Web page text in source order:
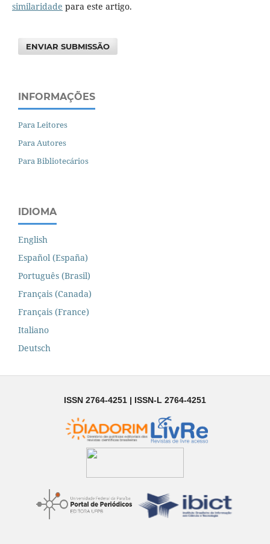
similaridade para este artigo.
ENVIAR SUBMISSÃO
INFORMAÇÕES
Para Leitores
Para Autores
Para Bibliotecários
IDIOMA
English
Español (España)
Português (Brasil)
Français (Canada)
Français (France)
Italiano
Deutsch
ISSN 2764-4251 | ISSN-L 2764-4251